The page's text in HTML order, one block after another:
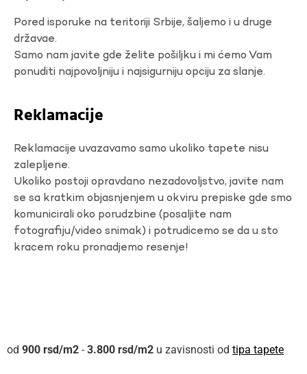
Pored isporuke na teritoriji Srbije, šaljemo i u druge
državae.
Samo nam javite gde želite pošiljku i mi ćemo Vam
ponuditi najpovoljniju i najsigurniju opciju za slanje.
Reklamacije
Reklamacije uvazavamo samo ukoliko tapete nisu
zalepljene.
Ukoliko postoji opravdano nezadovoljstvo, javite nam
se sa kratkim objasnjenjem u okviru prepiske gde smo
komunicirali oko porudzbine (posaljite nam
fotografiju/video snimak) i potrudicemo se da u sto
kracem roku pronadjemo resenje!
900 rsd - 3.800 rsd u zavisnosti od tipa tapete